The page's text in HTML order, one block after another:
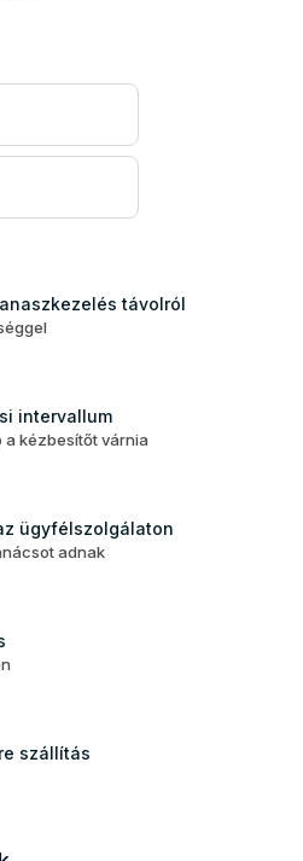
távolról
intervallum
a kézbesítőt várnia
ügyfélszolgálaton
adnak
szállítás